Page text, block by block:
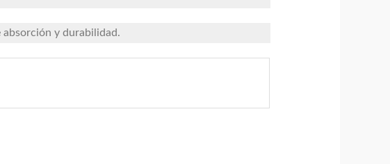
absorción y durabilidad.